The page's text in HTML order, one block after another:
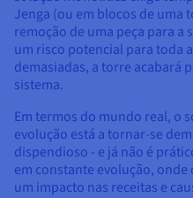
Disponibilidade por regiões
Documentação
Roadmap & Changelog
Roadmap & Changelog
Jenga (ou em blocos de uma
remoção de uma peça para
um risco potencial para toda
demasiadas, a torre acabará
sistema.
Em termos do mundo real, o
evolução está a tornar-se
dispendioso - e já não é
em constante evolução,
um impacto nas receitas e